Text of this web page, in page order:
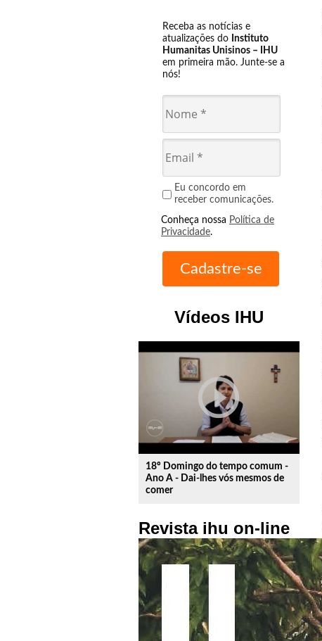
Receba as notícias e
atualizações do Instituto
Humanitas Unisinos – IHU
em primeira mão. Junte-se a
nós!
Eu concordo em
receber comunicações.
Conheça nossa Política de
Privacidade.
Vídeos IHU
play_circle_outline
18º Domingo do tempo comum -
Ano A - Dai-lhes vós mesmos de
comer
Revista ihu on-line